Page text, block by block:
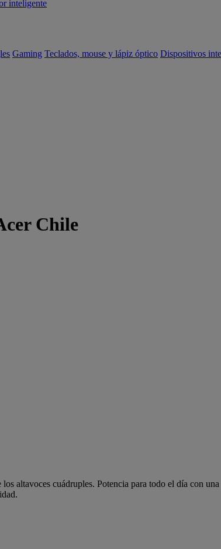
inteligente
Gaming Teclados, mouse y lápiz óptico Dispositivos
Chile
altavoces cuádruples. Potencia para todo el día con